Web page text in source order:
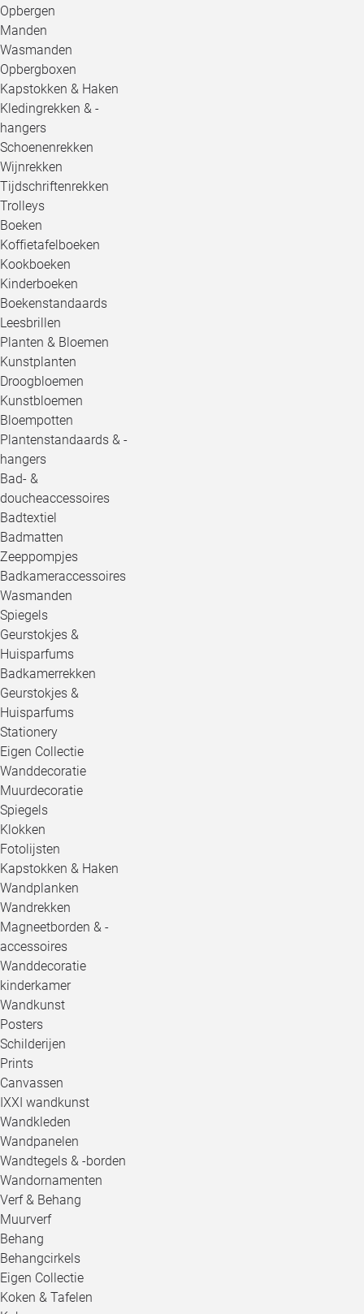
Opbergen
Manden
Wasmanden
Opbergboxen
Kapstokken & Haken
Kledingrekken & -
hangers
Schoenenrekken
Wijnrekken
Tijdschriftenrekken
Trolleys
Boeken
Koffietafelboeken
Kookboeken
Kinderboeken
Boekenstandaards
Leesbrillen
Planten & Bloemen
Kunstplanten
Droogbloemen
Kunstbloemen
Bloempotten
Plantenstandaards & -
hangers
Bad- &
doucheaccessoires
Badtextiel
Badmatten
Zeeppompjes
Badkameraccessoires
Wasmanden
Spiegels
Geurstokjes &
Huisparfums
Badkamerrekken
Geurstokjes &
Huisparfums
Stationery
Eigen Collectie
Wanddecoratie
Muurdecoratie
Spiegels
Klokken
Fotolijsten
Kapstokken & Haken
Wandplanken
Wandrekken
Magneetborden & -
accessoires
Wanddecoratie
kinderkamer
Wandkunst
Posters
Schilderijen
Prints
Canvassen
IXXI wandkunst
Wandkleden
Wandpanelen
Wandtegels & -borden
Wandornamenten
Verf & Behang
Muurverf
Behang
Behangcirkels
Eigen Collectie
Koken & Tafelen